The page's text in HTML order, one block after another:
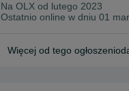
Na OLX od lutego 2023
Ostatnio online w dniu 01
Więcej od tego